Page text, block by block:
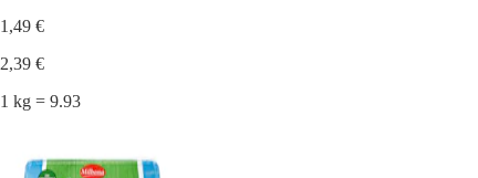
1,49 €
2,39 €
1 kg = 9.93